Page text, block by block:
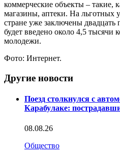
коммерческие объекты – такие,
магазины, аптеки. На льготных
стране уже заключены двадцать
будет введено около 4,5 тысячи
молодежи.
Фото: Интернет.
Другие новости
Поезд столкнулся с
Карабулаке:
08.08.26
Общество